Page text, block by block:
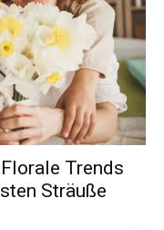
Trends
Sträuße